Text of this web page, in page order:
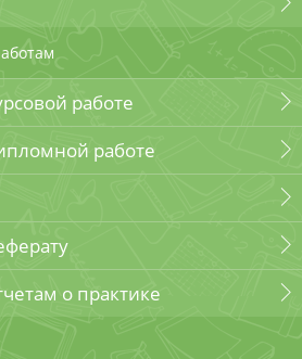
работе
работе
о практике